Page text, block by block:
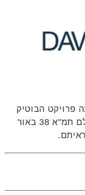
פרויקט הבוטיק
'כינור דוד'. הפרויקט מציג את עולם תמ"א 38 באור